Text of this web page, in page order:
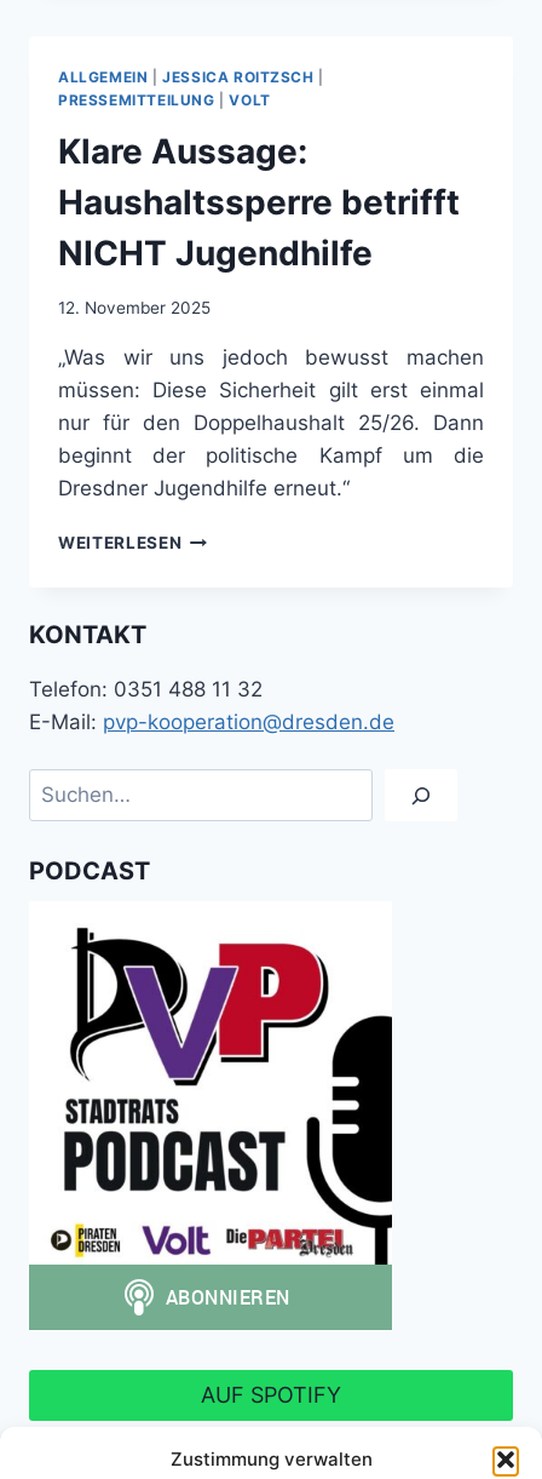
Zustimmung verwalten
DEN
FORDERUNGEN
DER
DRESDNER
ELTERN
ZUM
DOPPELHAUSHALT
2027/28
ALLGEMEIN |JESSICA ROITZSCH
PRESSEMITTEILUNG |VOLT
Klare Aussage:
Haushaltssperre betrifft
NICHT Jugendhilfe
12. November 2025
„Was wir uns jedoch bewusst machen
müssen: Diese Sicherheit gilt erst einmal
nur für den Doppelhaushalt 25/26. Dann
beginnt der politische Kampf um die
Dresdner Jugendhilfe erneut.“
WEITERLESEN KLARE
KONTAKT
Telefon: 0351 488 11 32
E-Mail: pvp-kooperation@dresden.de
Suchen
PODCAST
AUF SPOTIFY